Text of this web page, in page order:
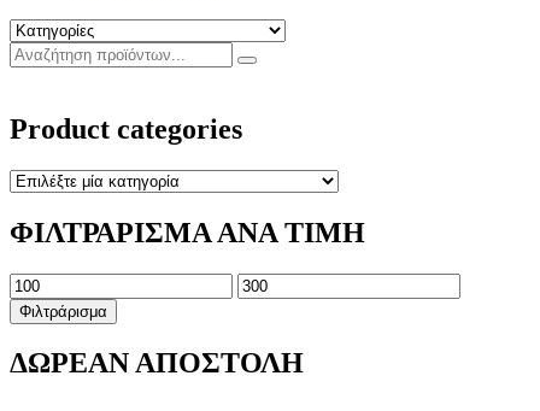
Product categories
ΦΙΛΤΡΑΡΙΣΜΑ ΑΝΑ ΤΙΜΗ
Ελάχιστη
τιμή
Μέγιστη
τιμή
Φιλτράρισμα
ΔΩΡΕΑΝ ΑΠΟΣΤΟΛΗ